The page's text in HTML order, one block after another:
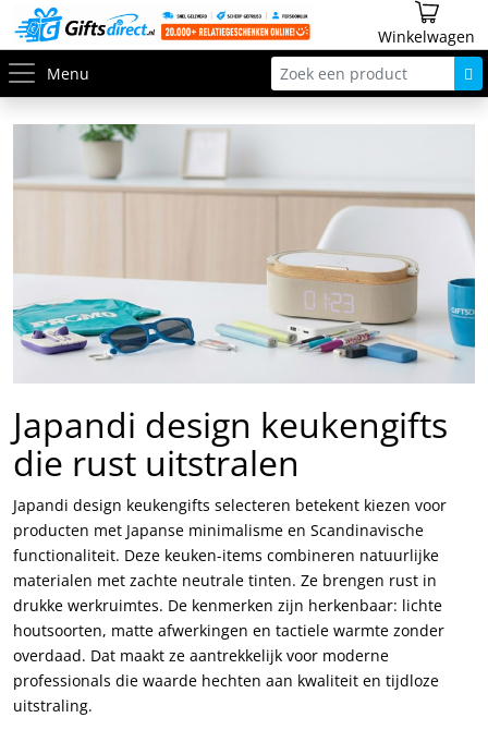
Winkelwagen
Menu
Japandi design keukengifts
die rust uitstralen
Japandi design keukengifts selecteren betekent kiezen voor
producten met Japanse minimalisme en Scandinavische
functionaliteit. Deze keuken-items combineren natuurlijke
materialen met zachte neutrale tinten. Ze brengen rust in
drukke werkruimtes. De kenmerken zijn herkenbaar: lichte
houtsoorten, matte afwerkingen en tactiele warmte zonder
overdaad. Dat maakt ze aantrekkelijk voor moderne
professionals die waarde hechten aan kwaliteit en tijdloze
uitstraling.